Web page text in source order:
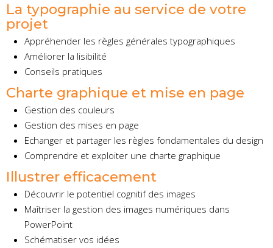
La typographie au service de votre
projet
Appréhender les règles générales typographiques
Améliorer la lisibilité
Conseils pratiques
Charte graphique et mise en page
Gestion des couleurs
Gestion des mises en page
Echanger et partager les règles fondamentales du design
Comprendre et exploiter une charte graphique
Illustrer efficacement
Découvrir le potentiel cognitif des images
Maîtriser la gestion des images numériques dans
PowerPoint
Schématiser vos idées